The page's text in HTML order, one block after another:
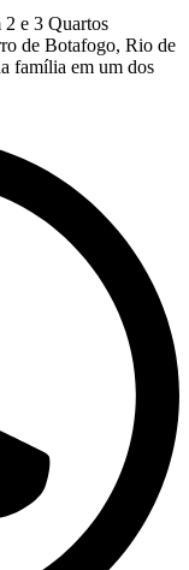
e 3 Quartos
de Botafogo, Rio de
família em um dos